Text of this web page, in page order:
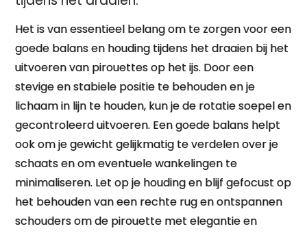
Het is van essentieel belang om te zorgen voor een
goede balans en houding tijdens het draaien bij het
uitvoeren van pirouettes op het ijs. Door een
stevige en stabiele positie te behouden en je
lichaam in lijn te houden, kun je de rotatie soepel en
gecontroleerd uitvoeren. Een goede balans helpt
ook om je gewicht gelijkmatig te verdelen over je
schaats en om eventuele wankelingen te
minimaliseren. Let op je houding en blijf gefocust op
het behouden van een rechte rug en ontspannen
schouders om de pirouette met elegantie en